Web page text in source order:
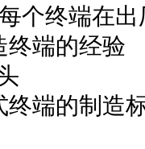
个终端在
端的经验
端的制造